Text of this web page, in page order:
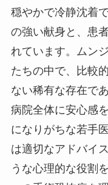
穏やかで冷静沈着
の強い献身と、患
れています。ムン
たちの中で、比較
ない稀有な存在で
病院全体に安心感
になりがちな若手
は適切なアドバイ
うな心理的な役割